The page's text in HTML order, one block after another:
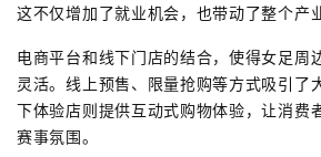
这不仅增加了就业机会，也带动了整个产
电商平台和线下门店的结合，使得女足周
灵活。线上预售、限量抢购等方式吸引了
下体验店则提供互动式购物体验，让消费
赛事氛围。